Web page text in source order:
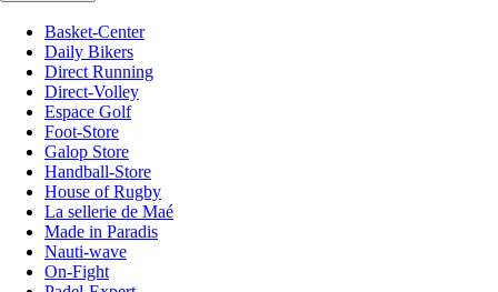
Basket-Center
Daily Bikers
Direct Running
Direct-Volley
Espace Golf
Foot-Store
Galop Store
Handball-Store
House of Rugby
La sellerie de Maé
Made in Paradis
Nauti-wave
On-Fight